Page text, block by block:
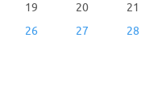
19 20
21
26 27
28